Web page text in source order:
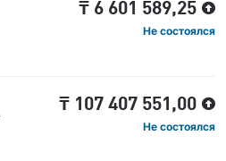
₸ 6 601 589,25
Не состоялся
₸ 107 407 551,00
Не состоялся